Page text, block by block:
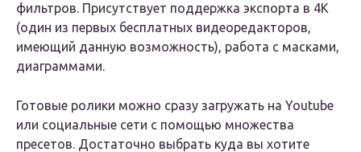
фильтров. Присутствует поддержка экспорта в 4K
(один из первых бесплатных видеоредакторов,
имеющий данную возможность), работа с масками,
диаграммами.
Готовые ролики можно сразу загружать на Youtube
или социальные сети с помощью множества
пресетов. Достаточно выбрать куда вы хотите